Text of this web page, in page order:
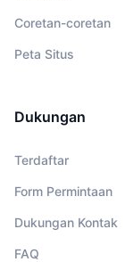
Coretan-coretan
Peta Situs
Dukungan
Terdaftar
Form Permintaan
Dukungan Kontak
FAQ